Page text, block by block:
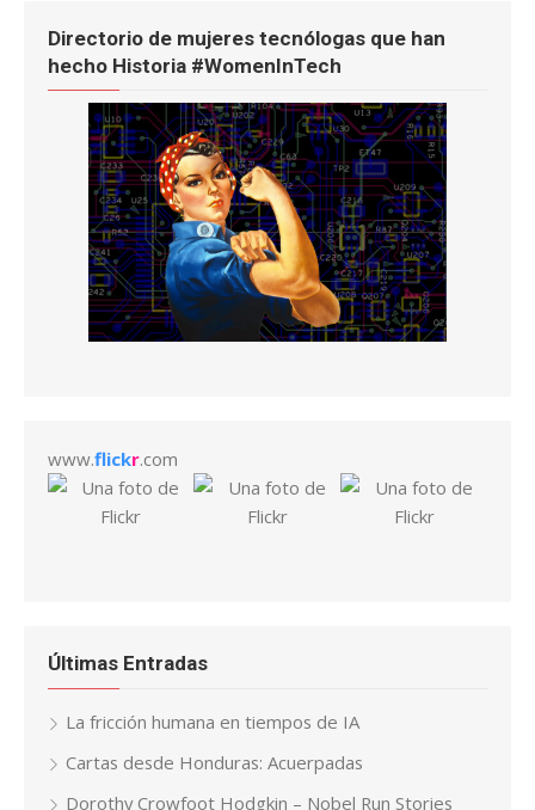
Directorio de mujeres tecnólogas que han
hecho Historia #WomenInTech
www.flickr.com
Últimas Entradas
La fricción humana en tiempos de IA
Cartas desde Honduras: Acuerpadas
Dorothy Crowfoot Hodgkin – Nobel Run Stories